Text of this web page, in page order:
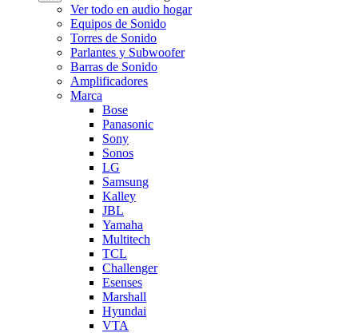
Ver todo en audio hogar
Equipos de Sonido
Torres de Sonido
Parlantes y Subwoofer
Barras de Sonido
Amplificadores
Marca
Bose
Panasonic
Sony
Sonos
LG
Samsung
Kalley
JBL
Yamaha
Multitech
TCL
Challenger
Esenses
Marshall
Hyundai
VTA